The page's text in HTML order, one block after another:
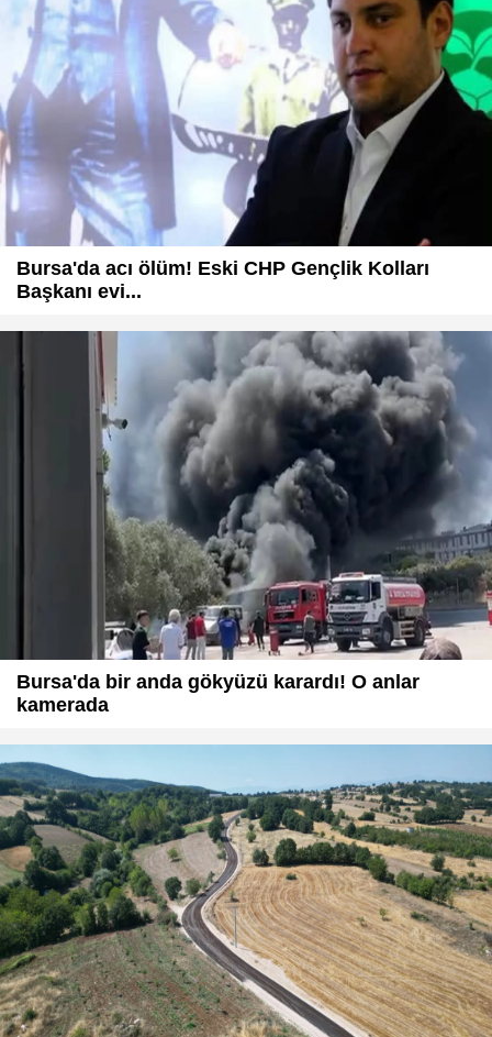
Bursa'da acı ölüm! Eski CHP Gençlik Kolları
Başkanı evi...
Bursa'da bir anda gökyüzü karardı! O anlar
kamerada